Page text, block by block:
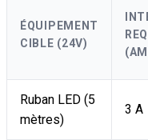
ÉQUIPEMENT
CIBLE (24V)
Ruban LED (5
mètres)
3 A